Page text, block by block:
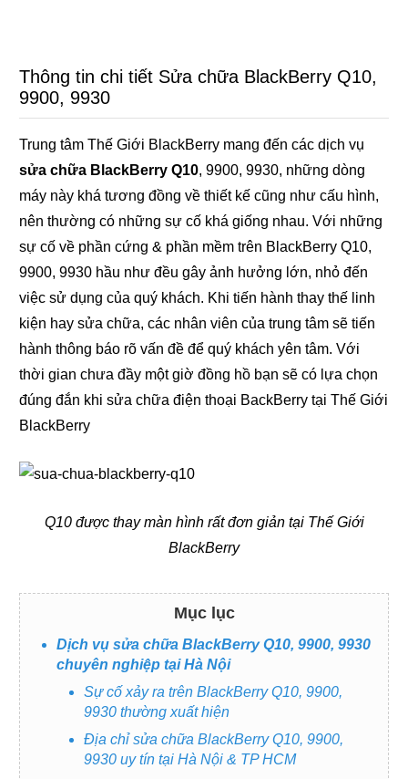
Thông tin chi tiết Sửa chữa BlackBerry Q10,
9900, 9930
Trung tâm Thế Giới BlackBerry mang đến các dịch vụ
sửa chữa BlackBerry Q10, 9900, 9930, những dòng
máy này khá tương đồng về thiết kế cũng như cấu hình,
nên thường có những sự cố khá giống nhau. Với những
sự cố về phần cứng & phần mềm trên BlackBerry Q10,
9900, 9930 hầu như đều gây ảnh hưởng lớn, nhỏ đến
việc sử dụng của quý khách. Khi tiến hành thay thế linh
kiện hay sửa chữa, các nhân viên của trung tâm sẽ tiến
hành thông báo rõ vấn đề để quý khách yên tâm. Với
thời gian chưa đầy một giờ đồng hồ bạn sẽ có lựa chọn
đúng đắn khi sửa chữa điện thoại BackBerry tại Thế Giới
BlackBerry
Q10 được thay màn hình rất đơn giản tại Thế Giới
BlackBerry
Mục lục
Dịch vụ sửa chữa BlackBerry Q10, 9900, 9930
chuyên nghiệp tại Hà Nội
Sự cố xảy ra trên BlackBerry Q10, 9900,
9930 thường xuất hiện
Địa chỉ sửa chữa BlackBerry Q10, 9900,
9930 uy tín tại Hà Nội & TP HCM